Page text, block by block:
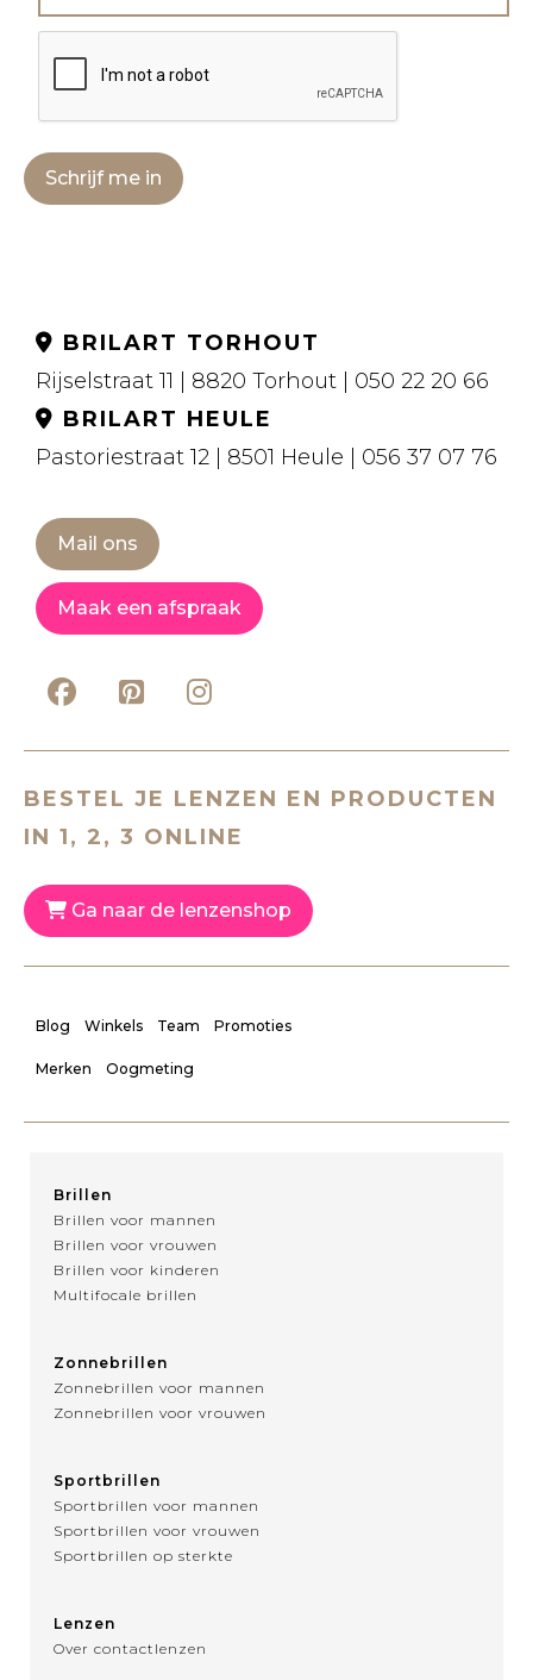
Schrijf me in
BRILART TORHOUT
Rijselstraat 11 | 8820 Torhout | 050 22 20 66
BRILART HEULE
Pastoriestraat 12 | 8501 Heule | 056 37 07 76
Mail ons
Maak een afspraak
BESTEL JE LENZEN EN PRODUCTEN
IN 1, 2, 3 ONLINE
Ga naar de lenzenshop
Blog Winkels Team Promoties
Merken Oogmeting
Brillen
Brillen voor mannen
Brillen voor vrouwen
Brillen voor kinderen
Multifocale brillen
Zonnebrillen
Zonnebrillen voor mannen
Zonnebrillen voor vrouwen
Sportbrillen
Sportbrillen voor mannen
Sportbrillen voor vrouwen
Sportbrillen op sterkte
Lenzen
Over contactlenzen